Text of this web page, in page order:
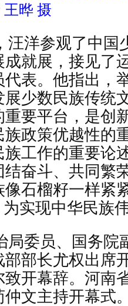
晔 摄
汪洋参观了中国
成就展，接见了
表。他指出，
少数民族传统
要平台，是创
政策优越性的
工作的重要论
奋斗、共同繁
石榴籽一样紧
为实现中华民族
局委员、国务院
部长尤权出席
致开幕辞。河南
文主持开幕式